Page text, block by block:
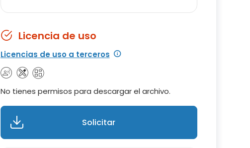
Licencia de uso
Licencias de uso a terceros
No tienes permisos para descargar el archivo.
Solicitar